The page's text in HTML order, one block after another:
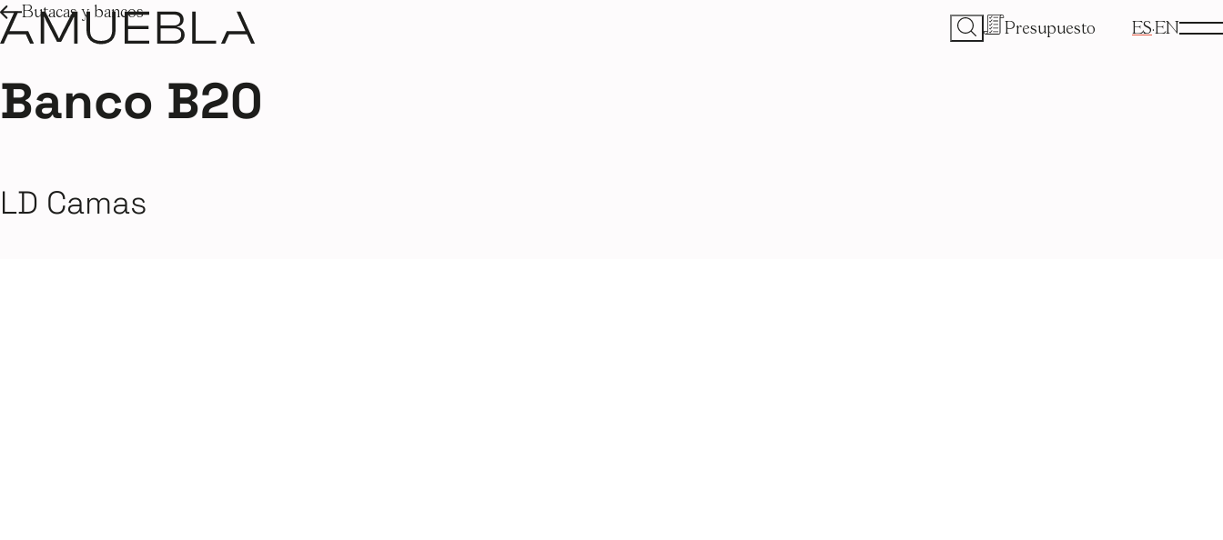
Presupuesto ES EN
Butacas y bancos
Banco B20
LD Camas